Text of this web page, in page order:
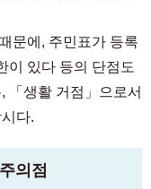
문에, 주민표가 등록
이 있다 등의 단점도
「생활 거점」으로서
다.
의점